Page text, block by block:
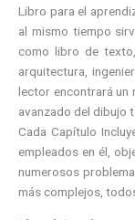
Libro para el
al mismo tiempo
como libro de
arquitectura,
lector encontrará un
avanzado del dibujo
Cada Capítulo
empleados en él,
numerosos
más complejos,